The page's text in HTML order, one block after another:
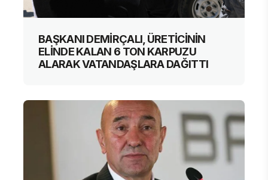
BAŞKANI DEMİRÇALI, ÜRETİCİNİN
ELİNDE KALAN 6 TON KARPUZU
ALARAK VATANDAŞLARA DAĞITTI